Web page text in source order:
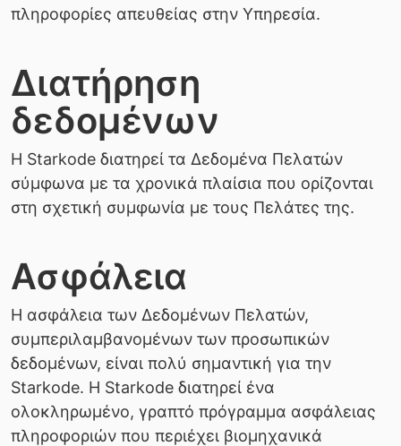
πληροφορίες απευθείας στην Υπηρεσία.
Διατήρηση
δεδομένων
Η Starkode διατηρεί τα Δεδομένα Πελατών
σύμφωνα με τα χρονικά πλαίσια που ορίζονται
στη σχετική συμφωνία με τους Πελάτες της.
Ασφάλεια
Η ασφάλεια των Δεδομένων Πελατών,
συμπεριλαμβανομένων των προσωπικών
δεδομένων, είναι πολύ σημαντική για την
Starkode. Η Starkode διατηρεί ένα
ολοκληρωμένο, γραπτό πρόγραμμα ασφάλειας
πληροφοριών που περιέχει βιομηχανικά